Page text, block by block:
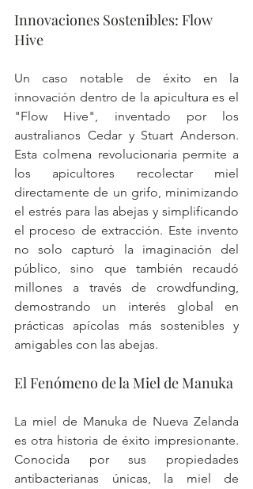
Innovaciones Sostenibles: Flow
Hive
Un caso notable de éxito en la
innovación dentro de la apicultura es el
"Flow Hive", inventado por los
australianos Cedar y Stuart Anderson.
Esta colmena revolucionaria permite a
los apicultores recolectar miel
directamente de un grifo, minimizando
el estrés para las abejas y simplificando
el proceso de extracción. Este invento
no solo capturó la imaginación del
público, sino que también recaudó
millones a través de crowdfunding,
demostrando un interés global en
prácticas apícolas más sostenibles y
amigables con las abejas.
El Fenómeno de la Miel de Manuka
La miel de Manuka de Nueva Zelanda
es otra historia de éxito impresionante.
Conocida por sus propiedades
antibacterianas únicas, la miel de